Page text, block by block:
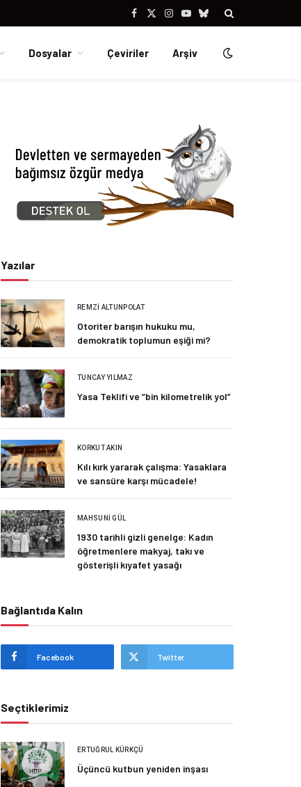
Facebook
X
Instagram
YouTubeBluesky
Dosyalar Çeviriler Arşiv
Yazılar
REMZI ALTUNPOLAT
Otoriter barışın hukuku mu,
demokratik toplumun eşiği mi?
TUNCAY YILMAZ
Yasa Teklifi ve “bin kilometrelik yol”
KORKUT AKIN
Kılı kırk yararak çalışma: Yasaklara
ve sansüre karşı mücadele!
MAHSUNI GÜL
1930 tarihli gizli genelge: Kadın
öğretmenlere makyaj, takı ve
gösterişli kıyafet yasağı
Bağlantıda Kalın
Facebook Twitter
Seçtiklerimiz
ERTUĞRUL KÜRKÇÜ
Üçüncü kutbun yeniden inşası